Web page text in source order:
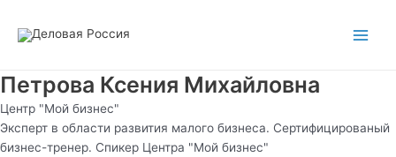
Петрова Ксения Михайловна
Центр "Мой бизнес"
Эксперт в области развития малого бизнеса. Сертифицированый
бизнес-тренер. Спикер Центра "Мой бизнес"